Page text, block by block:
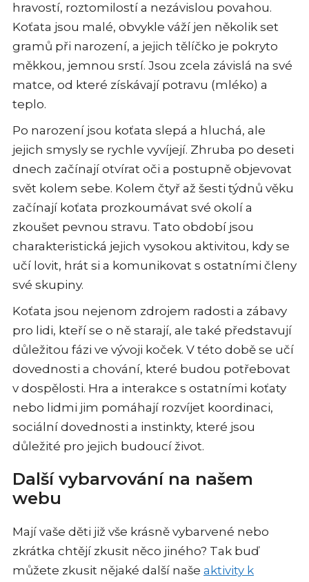
hravostí, roztomilostí a nezávislou povahou.
Koťata jsou malé, obvykle váží jen několik set
gramů při narození, a jejich tělíčko je pokryto
měkkou, jemnou srstí. Jsou zcela závislá na své
matce, od které získávají potravu (mléko) a
teplo.
Po narození jsou koťata slepá a hluchá, ale
jejich smysly se rychle vyvíjejí. Zhruba po deseti
dnech začínají otvírat oči a postupně objevovat
svět kolem sebe. Kolem čtyř až šesti týdnů věku
začínají koťata prozkoumávat své okolí a
zkoušet pevnou stravu. Tato období jsou
charakteristická jejich vysokou aktivitou, kdy se
učí lovit, hrát si a komunikovat s ostatními členy
své skupiny.
Koťata jsou nejenom zdrojem radosti a zábavy
pro lidi, kteří se o ně starají, ale také představují
důležitou fázi ve vývoji koček. V této době se učí
dovednosti a chování, které budou potřebovat
v dospělosti. Hra a interakce s ostatními koťaty
nebo lidmi jim pomáhají rozvíjet koordinaci,
sociální dovednosti a instinkty, které jsou
důležité pro jejich budoucí život.
Další vybarvování na našem
webu
Mají vaše děti již vše krásně vybarvené nebo
zkrátka chtějí zkusit něco jiného? Tak buď
můžete zkusit nějaké další naše aktivity k